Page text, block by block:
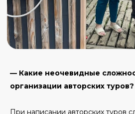
— Какие неочевидные
организации авторских туров?
При написании авторских туров